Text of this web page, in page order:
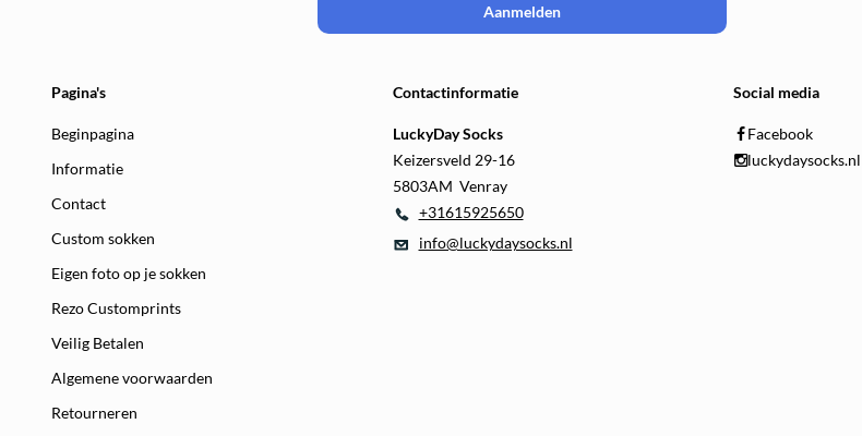
Aanmelden
Pagina's
Beginpagina
Informatie
Contact
Custom sokken
Eigen foto op je sokken
Rezo Customprints
Veilig Betalen
Algemene voorwaarden
Retourneren
Contactinformatie
LuckyDay Socks
Keizersveld 29-16
5803AM Venray
+31615925650
info@luckydaysocks.nl
Social media
Facebook
luckydaysocks.nl